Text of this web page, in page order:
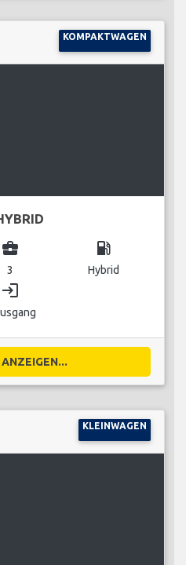
KOMPAKTWAGEN
business_center
3
local_gas_station
Hybrid
login
KLEINWAGEN